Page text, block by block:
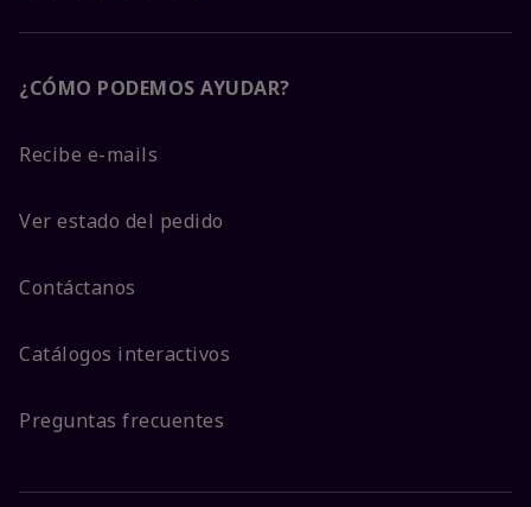
¿CÓMO PODEMOS AYUDAR?
Recibe e-mails
Ver estado del pedido
Contáctanos
Catálogos interactivos
Preguntas frecuentes